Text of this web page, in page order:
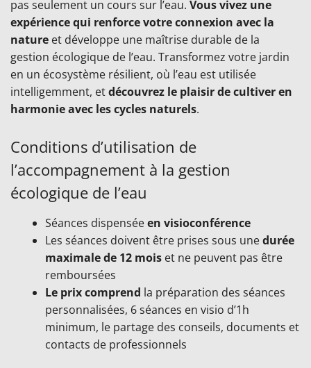
pas seulement un cours sur l’eau. Vous vivez une
expérience qui renforce votre connexion avec la
nature et développe une maîtrise durable de la
gestion écologique de l’eau. Transformez votre jardin
en un écosystème résilient, où l’eau est utilisée
intelligemment, etdécouvrez le plaisir de cultiver en
harmonie avec les cycles naturels.
Conditions d’utilisation de
l’accompagnement à la gestion
écologique de l’eau
Séances dispenséeen visioconférence
Les séances doivent être prises sous unedurée
maximale de 12 mois et ne peuvent pas être
remboursées
Le prix comprend la préparation des séances
personnalisées, 6 séances en visio d’1h
minimum, le partage des conseils, documents et
contacts de professionnels